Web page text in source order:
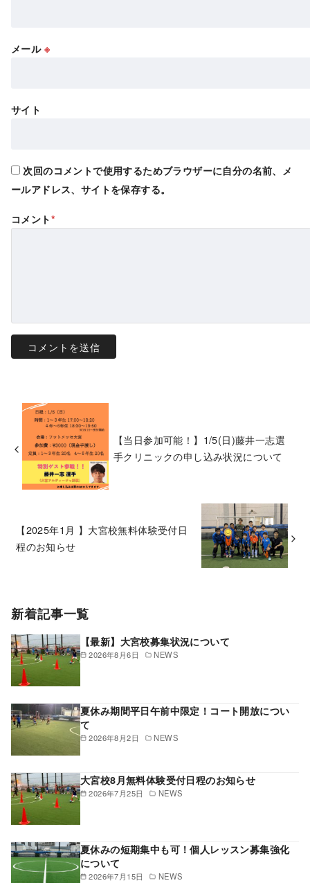
メール ※
サイト
次回のコメントで使用するためブラウザーに自分の名前、メ
ールアドレス、サイトを保存する。
コメント*
【当日参加可能！】1/5(日)藤井一志選
手クリニックの申し込み状況について
【2025年1月 】大宮校無料体験受付日
程のお知らせ
新着記事一覧
2026年8月6日 NEWS
【最新】大宮校募集状況について
2026年8月2日 NEWS
夏休み期間平日午前中限定！コート開放につい
て
2026年7月25日 NEWS
大宮校8月無料体験受付日程のお知らせ
2026年7月15日 NEWS
夏休みの短期集中も可！個人レッスン募集強化
について